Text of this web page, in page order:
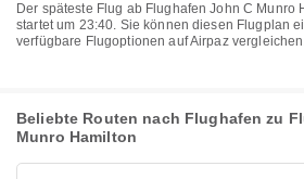
Der späteste Flug ab Flughafen John C Munro Hamilton mit Porter Airlines
startet um 23:40. Sie können diesen Flugplan
verfügbare Flugoptionen auf Airpaz
Beliebte Routen nach Flughafen zu
Munro Hamilton